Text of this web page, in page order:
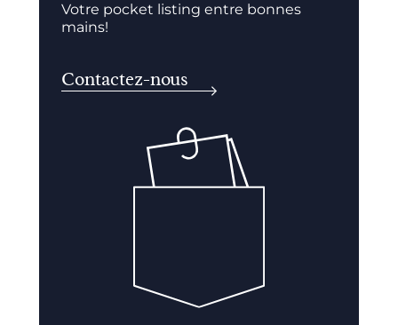
Votre pocket listing entre bonnes
mains!
Contactez-nous